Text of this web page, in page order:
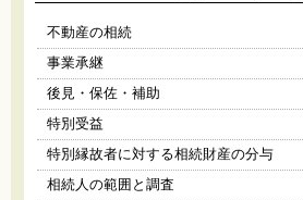
不動産の相続
事業承継
後見・保佐・補助
特別受益
特別縁故者に対する相続財産の分与
相続人の範囲と調査